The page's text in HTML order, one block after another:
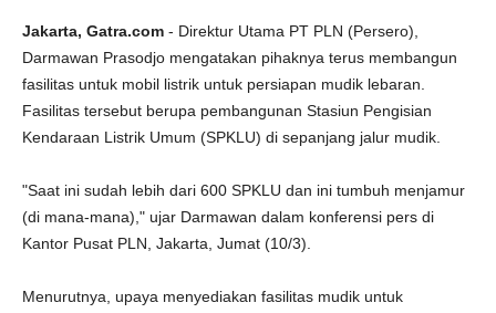
Jakarta, Gatra.com - Direktur Utama PT PLN (Persero),
Darmawan Prasodjo mengatakan pihaknya terus membangun
fasilitas untuk mobil listrik untuk persiapan mudik lebaran.
Fasilitas tersebut berupa pembangunan Stasiun Pengisian
Kendaraan Listrik Umum (SPKLU) di sepanjang jalur mudik.
"Saat ini sudah lebih dari 600 SPKLU dan ini tumbuh menjamur
(di mana-mana)," ujar Darmawan dalam konferensi pers di
Kantor Pusat PLN, Jakarta, Jumat (10/3).
Menurutnya, upaya menyediakan fasilitas mudik untuk